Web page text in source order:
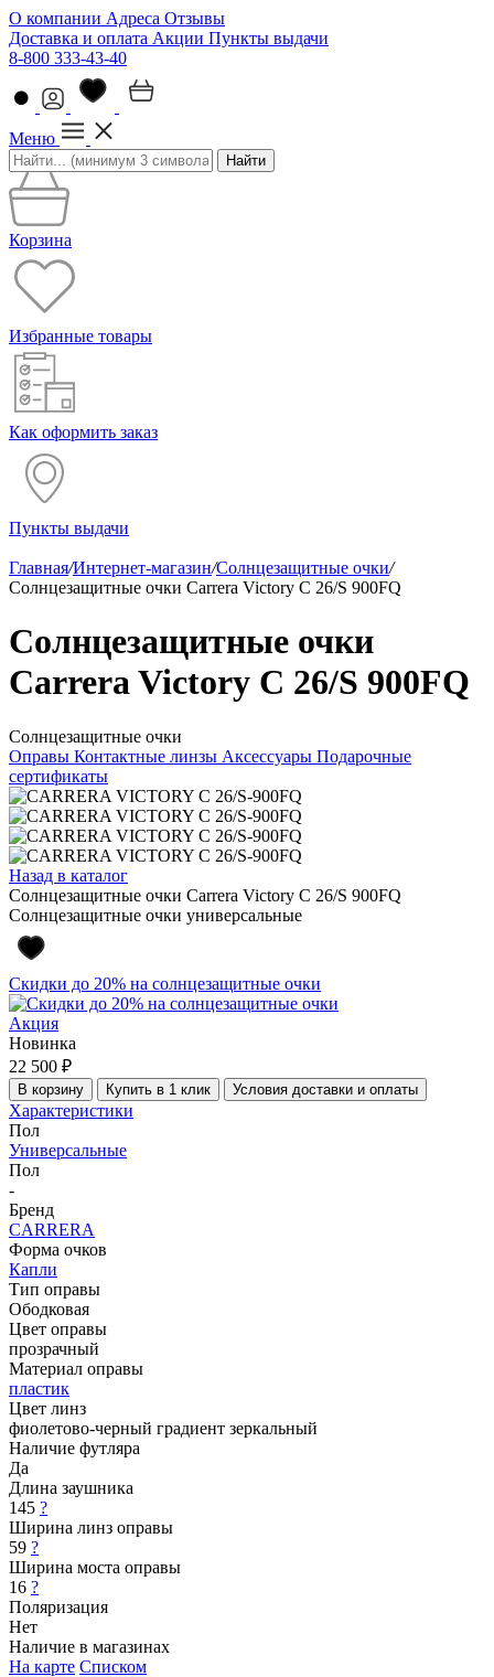
О компании Адреса Отзывы
Доставка и оплата Акции Пункты выдачи
8-800 333-43-40
Меню
Найти
Корзина
Избранные товары
Как оформить заказ
Пункты выдачи
Главная/Интернет-магазин/Солнцезащитные очки/
Солнцезащитные очки Carrera Victory C 26/S 900FQ
Солнцезащитные очки
Carrera Victory C 26/S 900FQ
Солнцезащитные очки
Оправы Контактные линзы Аксессуары Подарочные
сертификаты
Назад в каталог
Солнцезащитные очки Carrera Victory C 26/S 900FQ
Солнцезащитные очки универсальные
Скидки до 20% на солнцезащитные очки
Акция
Новинка
22 500 ₽
В корзину Купить в 1 клик Условия доставки и оплаты
Характеристики
Пол
Универсальные
Пол
-
Бренд
CARRERA
Форма очков
Капли
Тип оправы
Ободковая
Цвет оправы
прозрачный
Материал оправы
пластик
Цвет линз
фиолетово-черный градиент зеркальный
Наличие футляра
Да
Длина заушника
145 ?
Ширина линз оправы
59 ?
Ширина моста оправы
16 ?
Поляризация
Нет
Наличие в магазинах
На карте Списком